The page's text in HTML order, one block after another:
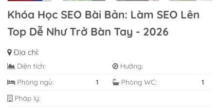
Khóa Học SEO Bài Bản: Làm SEO Lên
Top Dễ Như Trở Bàn Tay - 2026
Địa chỉ:
Diện tích:
Hướng:
Phòng ngủ:
1 Phòng WC:
1
Pháp lý: